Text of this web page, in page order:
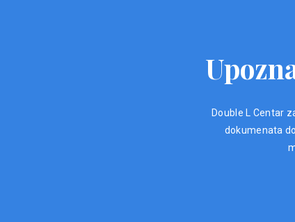
Double L Centar
dokumenata